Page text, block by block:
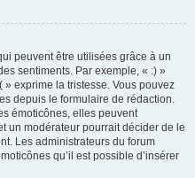
peuvent être utilisées grâce à un
sentiments. Par exemple, « :) »
» exprime la tristesse. Vous pouvez
depuis le formulaire de rédaction.
émoticônes, elles peuvent
un modérateur pourrait décider de le
Les administrateurs du forum
qu’il est possible d’insérer